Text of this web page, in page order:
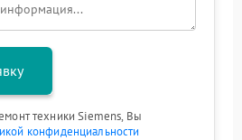
техники Siemens, Вы
конфиденциальности